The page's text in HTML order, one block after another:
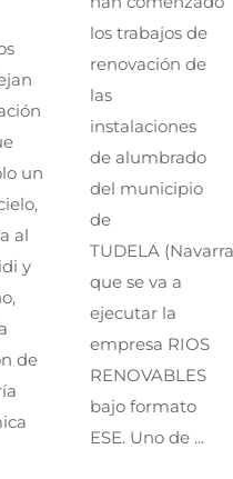
un
al
y
de
los trabajos de
renovación de
las
instalaciones
de alumbrado
del municipio
de
TUDELA
que se va a
ejecutar la
empresa RIOS
RENOVABLES
bajo formato
ESE. Uno de ...